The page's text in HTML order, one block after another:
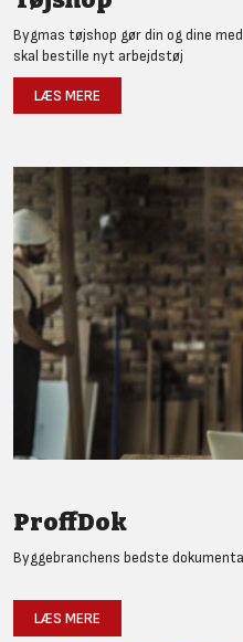
Bygmas tøjshop gør din og dine
skal bestille nyt arbejdstøj
LÆS MERE
ProffDok
Byggebranchens bedste
LÆS MERE